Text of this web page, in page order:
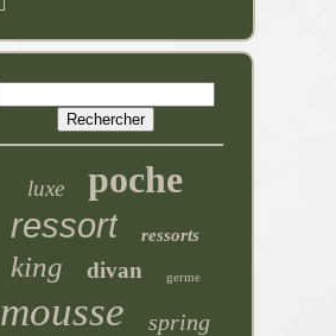
luxe poche
ressort ressorts
king divan germe
mousse spring